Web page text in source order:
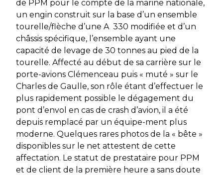
de PPM pour le compte de la marine nationale,
un engin construit sur la base d’un ensemble
tourelle/flèche d’une A 330 modifiée et d’un
châssis spécifique, l’ensemble ayant une
capacité de levage de 30 tonnes au pied de la
tourelle. Affecté au début de sa carrière sur le
porte-avions Clémenceau puis « muté » sur le
Charles de Gaulle, son rôle étant d’effectuer le
plus rapidement possible le dégagement du
pont d’envol en cas de crash d’avion, il a été
depuis remplacé par un équipe-ment plus
moderne. Quelques rares photos de la « bête »
disponibles sur le net attestent de cette
affectation. Le statut de prestataire pour PPM
et de client de la première heure a sans doute